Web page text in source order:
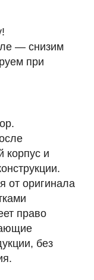
— снизим
при
корпус и
от оригинала
право
без